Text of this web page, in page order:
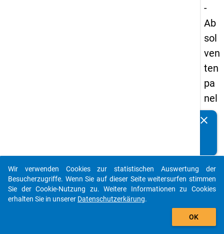
-
Ab
sol
ven
ten
pa
nel
s
-
ers
te
clear
auto_stories
add_shopping_cart
Wir verwenden Cookies zur statistischen Auswertung der
Besucherzugriffe. Wenn Sie auf dieser Seite weitersurfen stimmen
Sie der Cookie-Nutzung zu. Weitere Informationen zu Cookies
erhalten Sie in unserer Datenschutzerkärung.
OK